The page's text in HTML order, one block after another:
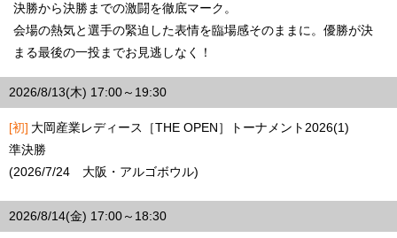
決勝から決勝までの激闘を徹底マーク。
会場の熱気と選手の緊迫した表情を臨場感そのままに。優勝が決
まる最後の一投までお見逃しなく！
2026/8/13(木) 17:00～19:30
[初] 大岡産業レディース［THE OPEN］トーナメント2026(1)
準決勝
(2026/7/24 大阪・アルゴボウル)
2026/8/14(金) 17:00～18:30